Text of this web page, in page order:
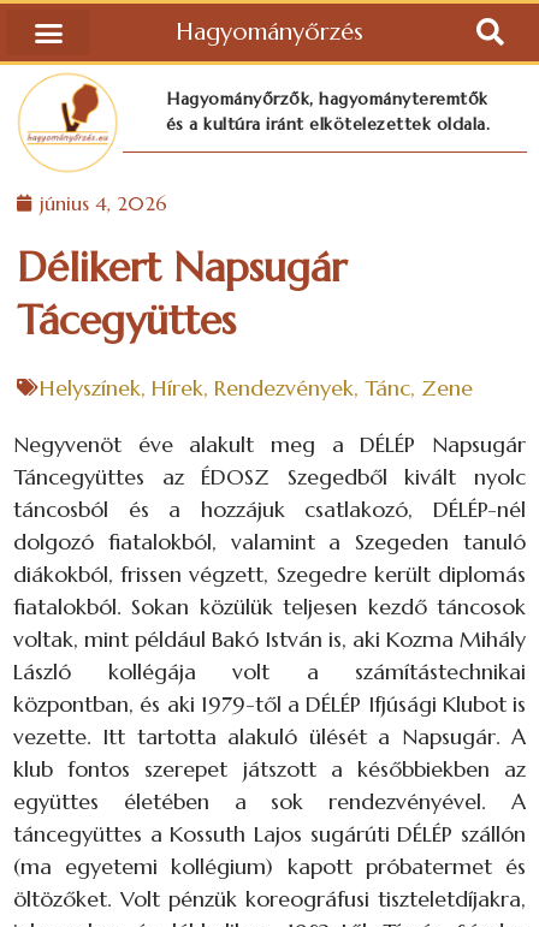
Hagyományőrzés
Hagyományőrzők, hagyományteremtők
és a kultúra iránt elkötelezettek oldala.
június 4, 2026
Délikert Napsugár
Tácegyüttes
Helyszínek,Hírek,Rendezvények,Tánc, Zene
Negyvenöt éve alakult meg a DÉLÉP Napsugár
Táncegyüttes az ÉDOSZ Szegedből kivált nyolc
táncosból és a hozzájuk csatlakozó, DÉLÉP-nél
dolgozó fiatalokból, valamint a Szegeden tanuló
diákokból, frissen végzett, Szegedre került diplomás
fiatalokból. Sokan közülük teljesen kezdő táncosok
voltak, mint például Bakó István is, aki Kozma Mihály
László kollégája volt a számítástechnikai
központban, és aki 1979-től a DÉLÉP Ifjúsági Klubot is
vezette. Itt tartotta alakuló ülését a Napsugár. A
klub fontos szerepet játszott a későbbiekben az
együttes életében a sok rendezvényével. A
táncegyüttes a Kossuth Lajos sugárúti DÉLÉP szállón
(ma egyetemi kollégium) kapott próbatermet és
öltözőket. Volt pénzük koreográfusi tiszteletdíjakra,